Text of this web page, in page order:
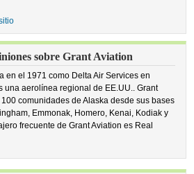
sobre Grant Aviation
en el 1971 como Delta Air Services en
una aerolínea regional de EE.UU.. Grant
comunidades de Alaska desde sus bases
Emmonak, Homero, Kenai, Kodiak y
frecuente de Grant Aviation es Real